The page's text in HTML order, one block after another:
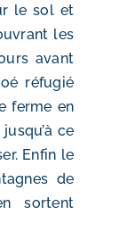
le sol et
les
avant
réfugié
ferme en
ce
Enfin le
de
sortent